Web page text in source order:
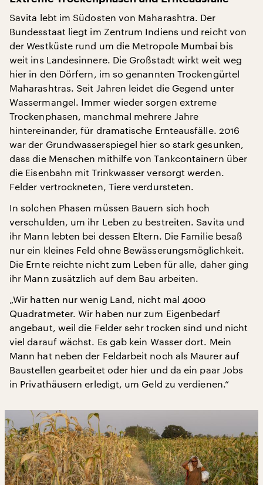
Savita lebt im Südosten von Maharashtra. Der
Bundesstaat liegt im Zentrum Indiens und reicht von
der Westküste rund um die Metropole Mumbai bis
weit ins Landesinnere. Die Großstadt wirkt weit weg
hier in den Dörfern, im so genannten Trockengürtel
Maharashtras. Seit Jahren leidet die Gegend unter
Wassermangel. Immer wieder sorgen extreme
Trockenphasen, manchmal mehrere Jahre
hintereinander, für dramatische Ernteausfälle. 2016
war der Grundwasserspiegel hier so stark gesunken,
dass die Menschen mithilfe von Tankcontainern über
die Eisenbahn mit Trinkwasser versorgt werden.
Felder vertrockneten, Tiere verdursteten.
In solchen Phasen müssen Bauern sich hoch
verschulden, um ihr Leben zu bestreiten. Savita und
ihr Mann lebten bei dessen Eltern. Die Familie besaß
nur ein kleines Feld ohne Bewässerungsmöglichkeit.
Die Ernte reichte nicht zum Leben für alle, daher ging
ihr Mann zusätzlich auf dem Bau arbeiten.
„Wir hatten nur wenig Land, nicht mal 4000
Quadratmeter. Wir haben nur zum Eigenbedarf
angebaut, weil die Felder sehr trocken sind und nicht
viel darauf wächst. Es gab kein Wasser dort. Mein
Mann hat neben der Feldarbeit noch als Maurer auf
Baustellen gearbeitet oder hier und da ein paar Jobs
in Privathäusern erledigt, um Geld zu verdienen.“